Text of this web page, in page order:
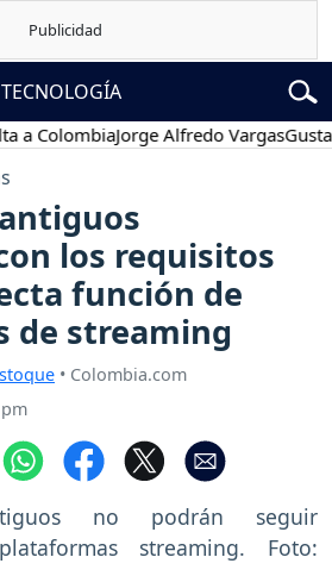
TECNOLOGÍA
Jorge Alfredo VargasGustavo
los requisitos
función de
de streaming
• Colombia.com